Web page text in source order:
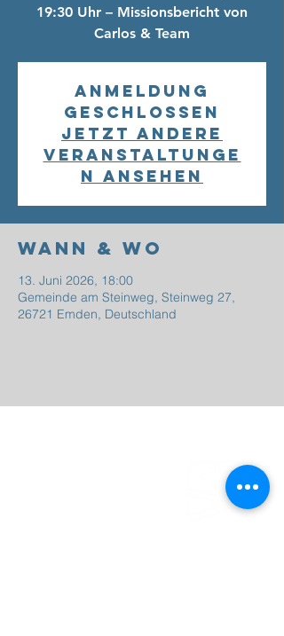
19:30 Uhr – Missionsbericht von
Carlos & Team
Anmeldung
geschlossen
Jetzt andere
Veranstaltunge
n ansehen
Wann & Wo
13. Juni 2026, 18:00
Gemeinde am Steinweg, Steinweg 27,
26721 Emden, Deutschland